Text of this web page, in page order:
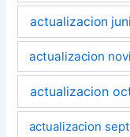
actualizacion
actualizacion
actualizacion
actualizacion